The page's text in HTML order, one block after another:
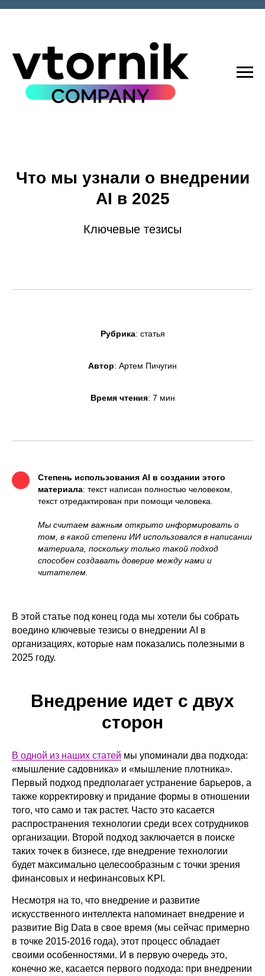
Что мы узнали о внедрении
AI в 2025
Ключевые тезисы
Рубрика: статья
Автор: Артем Пичугин
Время чтения: 7 мин
Степень использования AI в создании этого
материала: текст написан полностью человеком,
текст отредактирован при помощи человека.
Мы считаем важным открыто информировать о
том, в какой степени ИИ использовался в написании
материала, поскольку только такой подход
способен создавать доверие между нами и
читателем.
В этой статье под конец года мы хотели бы собрать
воедино ключевые тезисы о внедрении AI в
организациях, которые нам показались полезными в
2025 году.
Внедрение идет с двух
сторон
В одной из наших статей мы упоминали два подхода:
«мышление садовника» и «мышление плотника».
Первый подход предполагает устранение барьеров, а
также корректировку и придание формы в отношении
того, что само и так растет. Часто это касается
распространения технологии среди всех сотрудников
организации. Второй подход заключается в поиске
таких точек в бизнесе, где внедрение технологии
будет максимально целесообразным с точки зрения
финансовых и нефинансовых KPI.
Несмотря на то, что внедрение и развитие
искусственного интеллекта напоминает внедрение и
развитие Big Data в свое время (мы сейчас примерно
в точке 2015-2016 года), этот процесс обладает
своими особенностями. И в первую очередь это,
конечно же, касается первого подхода: при внедрении